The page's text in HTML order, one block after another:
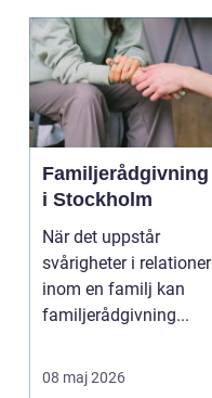
Familjerådgivning
i Stockholm
När det uppstår
svårigheter i relationer
inom en familj kan
familjerådgivning...
08 maj 2026